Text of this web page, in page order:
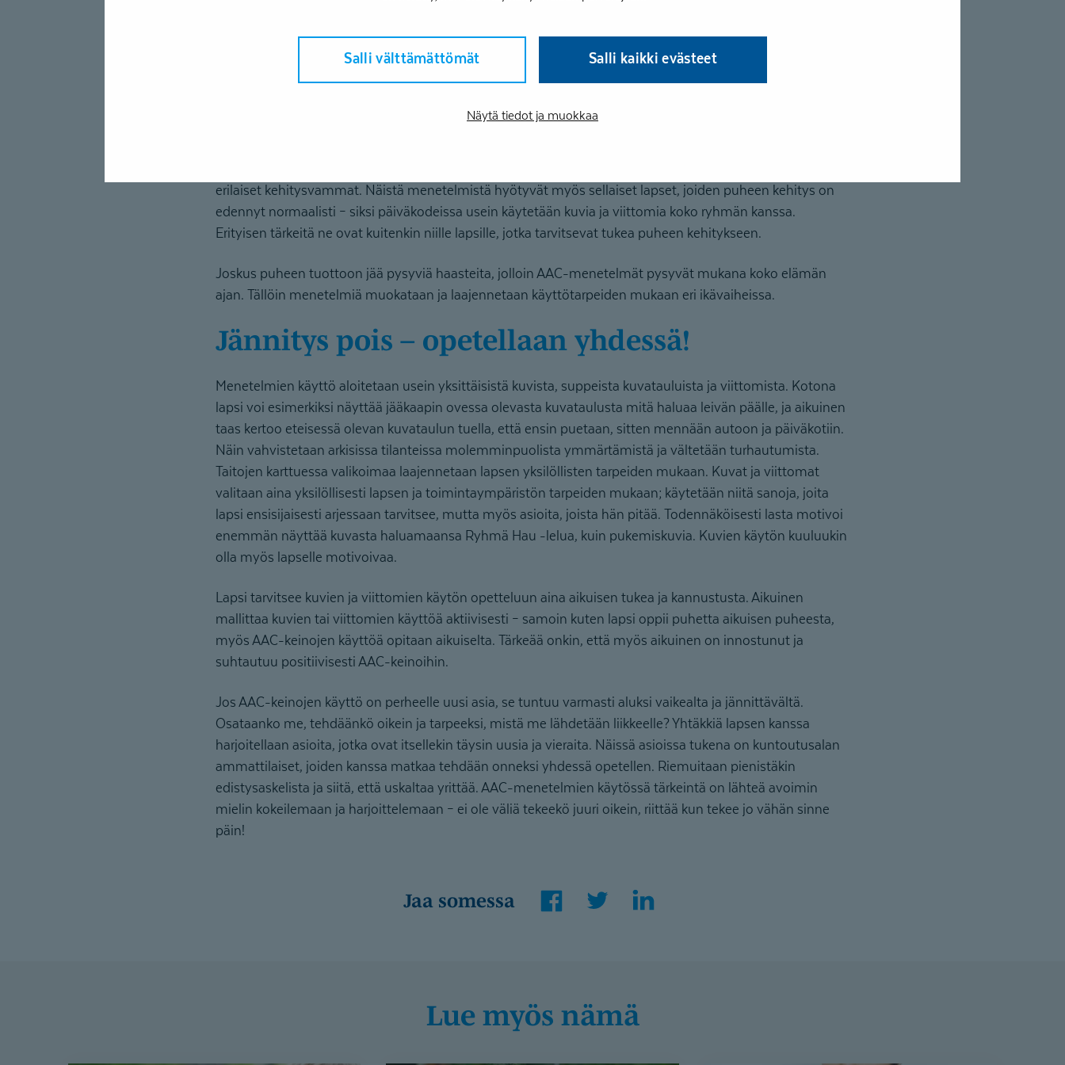
Salli välttämättömät Salli kaikki evästeet
Näytä tiedot ja muokkaa
usein rinta rinnan. Kun kuvaa ei ole saatavilla, kuvitetaan viestiä viittomien avulla.
Kenelle AAC-menetelmistä on hyötyä?
AAC-menetelmiä otetaan käyttöön lapsilla, joiden puheen tuotto on syystä tai toisesta hankaloitunut tai
erilaiset kehitysvammat. Näistä menetelmistä hyötyvät myös sellaiset lapset, joiden puheen kehitys on
edennyt normaalisti – siksi päiväkodeissa usein käytetään kuvia ja viittomia koko ryhmän kanssa.
Erityisen tärkeitä ne ovat kuitenkin niille lapsille, jotka tarvitsevat tukea puheen kehitykseen.
Joskus puheen tuottoon jää pysyviä haasteita, jolloin AAC-menetelmät pysyvät mukana koko elämän
ajan. Tällöin menetelmiä muokataan ja laajennetaan käyttötarpeiden mukaan eri ikävaiheissa.
Jännitys pois – opetellaan yhdessä!
Menetelmien käyttö aloitetaan usein yksittäisistä kuvista, suppeista kuvatauluista ja viittomista. Kotona
lapsi voi esimerkiksi näyttää jääkaapin ovessa olevasta kuvataulusta mitä haluaa leivän päälle, ja aikuinen
taas kertoo eteisessä olevan kuvataulun tuella, että ensin puetaan, sitten mennään autoon ja päiväkotiin.
Näin vahvistetaan arkisissa tilanteissa molemminpuolista ymmärtämistä ja vältetään turhautumista.
Taitojen karttuessa valikoimaa laajennetaan lapsen yksilöllisten tarpeiden mukaan. Kuvat ja viittomat
valitaan aina yksilöllisesti lapsen ja toimintaympäristön tarpeiden mukaan; käytetään niitä sanoja, joita
lapsi ensisijaisesti arjessaan tarvitsee, mutta myös asioita, joista hän pitää. Todennäköisesti lasta motivoi
enemmän näyttää kuvasta haluamaansa Ryhmä Hau -lelua, kuin pukemiskuvia. Kuvien käytön kuuluukin
olla myös lapselle motivoivaa.
Lapsi tarvitsee kuvien ja viittomien käytön opetteluun aina aikuisen tukea ja kannustusta. Aikuinen
mallittaa kuvien tai viittomien käyttöä aktiivisesti – samoin kuten lapsi oppii puhetta aikuisen puheesta,
myös AAC-keinojen käyttöä opitaan aikuiselta. Tärkeää onkin, että myös aikuinen on innostunut ja
suhtautuu positiivisesti AAC-keinoihin.
Jos AAC-keinojen käyttö on perheelle uusi asia, se tuntuu varmasti aluksi vaikealta ja jännittävältä.
Osataanko me, tehdäänkö oikein ja tarpeeksi, mistä me lähdetään liikkeelle? Yhtäkkiä lapsen kanssa
harjoitellaan asioita, jotka ovat itsellekin täysin uusia ja vieraita. Näissä asioissa tukena on kuntoutusalan
ammattilaiset, joiden kanssa matkaa tehdään onneksi yhdessä opetellen. Riemuitaan pienistäkin
edistysaskelista ja siitä, että uskaltaa yrittää. AAC-menetelmien käytössä tärkeintä on lähteä avoimin
mielin kokeilemaan ja harjoittelemaan – ei ole väliä tekeekö juuri oikein, riittää kun tekee jo vähän sinne
päin!
Jaa somessa
Lue myös nämä